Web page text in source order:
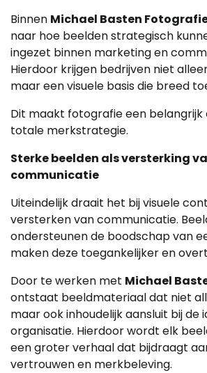
Binnen Michael Basten
naar hoe beelden strategisch
ingezet binnen marketing en
Hierdoor krijgen bedrijven niet
maar een visuele basis die breed
Dit maakt fotografie een belangrijk
totale merkstrategie.
Sterke beelden als versterking
communicatie
Uiteindelijk draait het bij visuele
versterken van communicatie.
ondersteunen de boodschap van
maken deze toegankelijker en
Door te werken met Michael
ontstaat beeldmateriaal dat niet
maar ook inhoudelijk aansluit bij de
organisatie. Hierdoor wordt elk
een groter verhaal dat bijdraagt
vertrouwen en merkbeleving.